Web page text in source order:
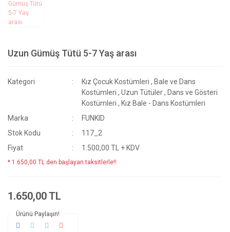
Uzun Gümüş Tütü 5-7 Yaş arası
Kategori Kız Çocuk Kostümleri , Bale ve Dans
Kostümleri ,Uzun Tütüler , Dans ve Gösteri
Kostümleri , Kız Bale - Dans Kostümleri
Marka
FUNKID
Stok Kodu
117_2
Fiyat
1.500,00 TL + KDV
* 1.650,00 TL den başlayan taksitlerle!!
1.650,00 TL
Ürünü Paylaşın!